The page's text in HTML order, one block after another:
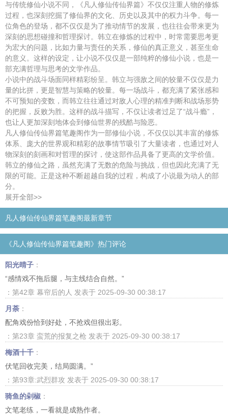
与传统修仙小说不同，《凡人修仙传仙界篇》不仅仅注重人物的修炼
过程，也深刻挖掘了修仙界的文化、历史以及其中的权力斗争。每一
位角色的登场，都不仅仅是为了推动情节的发展，也往往会带来更为
深刻的思想碰撞和哲理探讨。韩立在修炼的过程中，时常需要思考更
为宏大的问题，比如力量与责任的关系，修仙的真正意义，甚至生命
的意义。这样的设定，让小说不仅仅是一部纯粹的修仙小说，也是一
部充满哲理与思考的文学作品。
小说中的战斗场面同样精彩纷呈。韩立与强敌之间的较量不仅仅是力
量的比拼，更是智慧与策略的较量。每一场战斗，都充满了紧张感和
不可预知的变数，而韩立往往通过对敌人心理的精准判断和战场形势
的把握，反败为胜。这样的战斗描写，不仅让读者过足了“战斗瘾”，
也让人更加深刻地体会到修仙世界的残酷与险恶。
凡人修仙传仙界篇笔趣阁作为一部修仙小说，不仅仅以其丰富的修炼
体系、庞大的世界观和精彩的故事情节吸引了大量读者，也通过对人
物深刻的刻画和对哲理的探讨，使这部作品具备了更高的文学价值。
韩立的修仙之路，虽然充满了无数的危险与挑战，但也因此充满了无
限的可能。正是这种不断超越自我的过程，构成了小说最为动人的部
分。
展开全部>>
凡人修仙传仙界篇笔趣阁最新章节
《凡人修仙传仙界篇笔趣阁》热门评论
阳光晴子 ：
“感情戏不拖后腿，与主线结合自然。”
：第42章 幕帘后的人 发表于 2025-09-30 00:38:17
月荼 ：
配角戏份恰到好处，不抢戏但很出彩。
：第23章 蛮荒的报复之枪 发表于 2025-09-30 00:38:17
梅酒十千 ：
伏笔回收完美，结局圆满。”
：第93章:武烈群攻 发表于 2025-09-30 00:38:17
骑鱼的剁椒 ：
文笔老练，一看就是成熟作者。